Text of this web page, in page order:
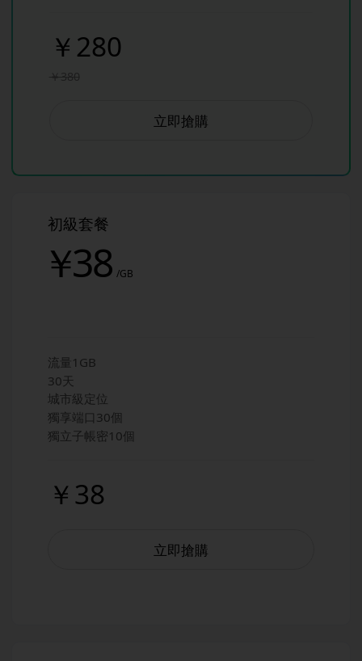
￥280
立即搶購
初級套餐
￥38 /GB
流量1GB
30天
城市級定位
獨享端口30個
獨立子帳密10個
￥38
立即搶購